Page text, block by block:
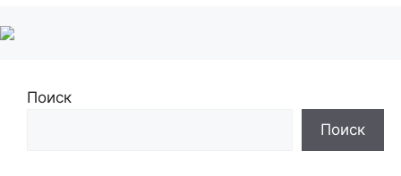
Поиск
Поиск